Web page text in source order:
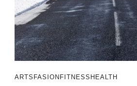
ARTS FASION FITNESS HEALTH